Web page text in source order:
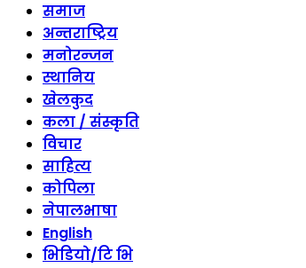
समाज
अन्तराष्ट्रिय
मनोरन्जन
स्थानिय
खेलकुद
कला / संस्कृति
विचार
साहित्य
कोपिला
नेपालभाषा
English
भिडियो/टि भि